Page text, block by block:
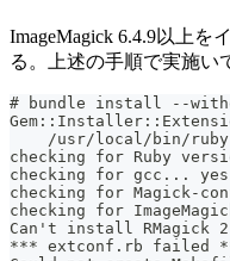
ImageMagick 6.4.9以上を
る。上述の手順で実施い
# bundle install --
/usr/local/bin/
checking for Ruby
checking for gcc... yes
checking for Magick-
checking for
Can't install RMagick
*** extconf.rb failed